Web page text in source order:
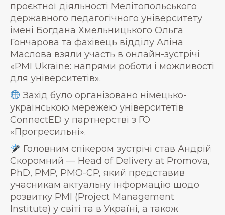
проєктної діяльності Мелітопольського
державного педагогічного університету
імені Богдана Хмельницького Ольга
Гончарова та фахівець відділу Аліна
Маслова взяли участь в онлайн-зустрічі
«PMI Ukraine: напрями роботи і можливості
для університетів».
Захід було організовано німецько-
українською мережею університетів
ConnectED у партнерстві з ГО
«Прогресильні».
Головним спікером зустрічі став Андрій
Скоромний — Head of Delivery at Promova,
PhD, PMP, PMO-CP, який представив
учасникам актуальну інформацію щодо
розвитку PMI (Project Management
Institute) у світі та в Україні, а також